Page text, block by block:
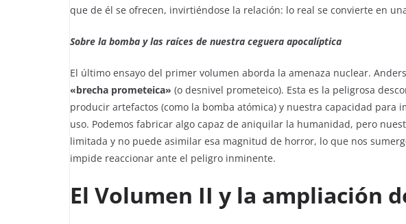
que de él se ofrecen, invirtiéndose la relación: lo real se convierte en
Sobre la bomba y las raíces de nuestra ceguera apocalíptica
El último ensayo del primer volumen aborda la amenaza nuclear.
«brecha prometeica» (o desnivel prometeico). Esta es la peligrosa
producir artefactos (como la bomba atómica) y nuestra capacidad para
uso. Podemos fabricar algo capaz de aniquilar la humanidad, pero
limitada y no puede asimilar esa magnitud de horror, lo que nos
impide reaccionar ante el peligro inminente.
El Volumen II y la ampliación